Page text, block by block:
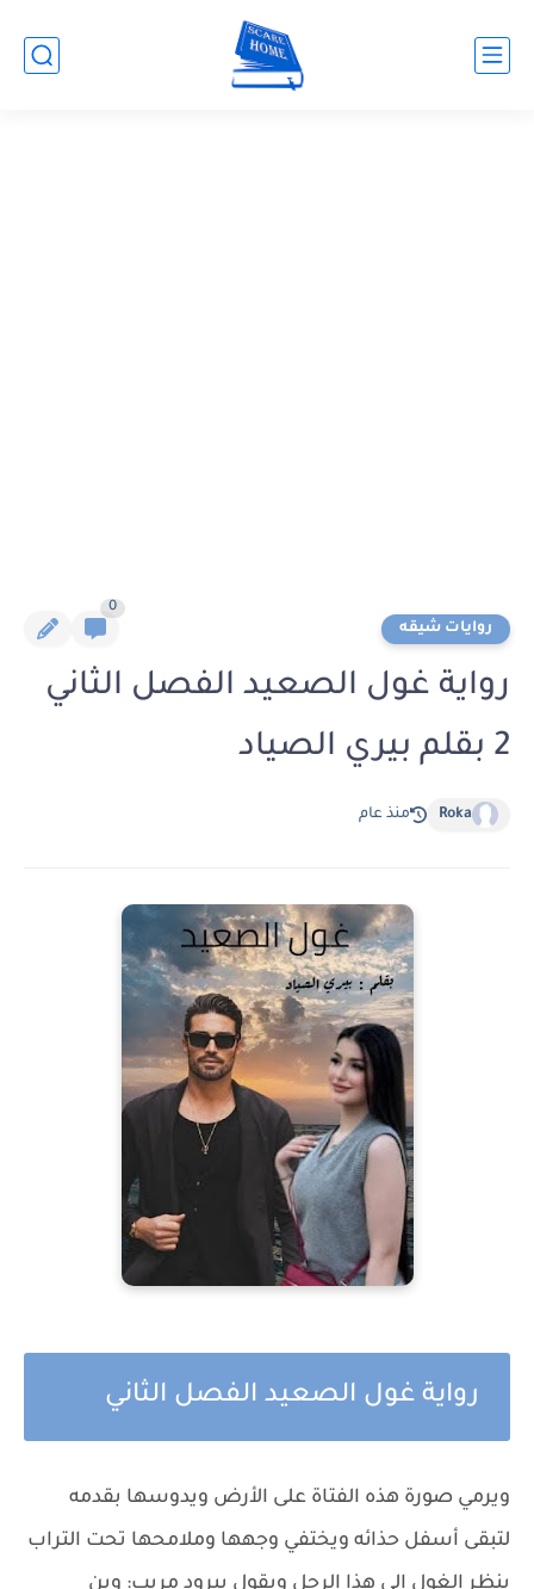
روايات شيقه
0
رواية غول الصعيد الفصل الثاني
2 بقلم بيري الصياد
Roka منذ عام
رواية غول الصعيد الفصل الثاني
ويرمي صورة هذه الفتاة على الأرض ويدوسها بقدمه
لتبقى أسفل حذائه ويختفي وجهها وملامحها تحت التراب
ينظر الغول إلى هذا الرجل ويقول ببرود مريب: وين